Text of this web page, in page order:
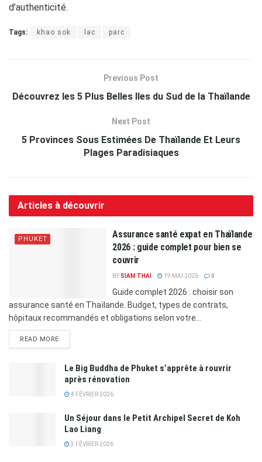
d’authenticité.
Tags: khao sok lac parc
Previous Post
Découvrez les 5 Plus Belles Iles du Sud de la Thaïlande
Next Post
5 Provinces Sous Estimées De Thaïlande Et Leurs
Plages Paradisiaques
Articles à découvrir
PHUKET
Assurance santé expat en Thaïlande
2026 : guide complet pour bien se
couvrir
BYSIAM THAI 19 MAI 2026 0
Guide complet 2026 : choisir son
assurance santé en Thaïlande. Budget, types de contrats,
hôpitaux recommandés et obligations selon votre...
READ MORE
Le Big Buddha de Phuket s’apprête à rouvrir
après rénovation
4 FÉVRIER 2026
Un Séjour dans le Petit Archipel Secret de Koh
Lao Liang
3 FÉVRIER 2026